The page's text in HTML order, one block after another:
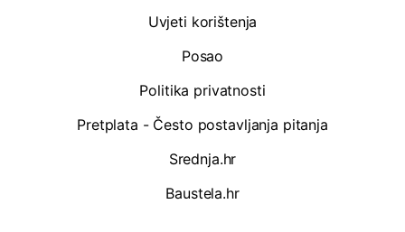
Uvjeti korištenja
Posao
Politika privatnosti
Pretplata - Često postavljanja pitanja
Srednja.hr
Baustela.hr